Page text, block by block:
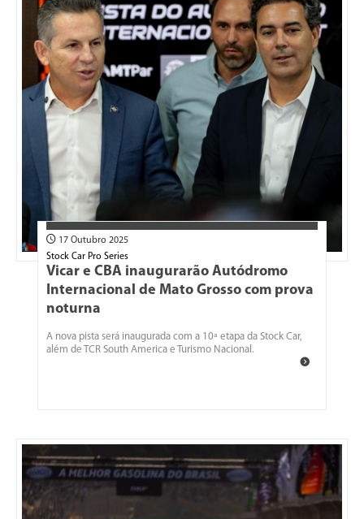
17 Outubro 2025
Stock Car Pro Series
Vicar e CBA inaugurarão Autódromo
Internacional de Mato Grosso com prova
noturna
A nova pista será inaugurada com a 10ª etapa da Stock Car,
além de TCR South America e Turismo Nacional.